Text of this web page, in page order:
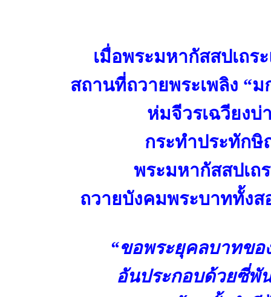
เมื่อพระมหากัสสปเถ
สถานที่ถวายพระเพลิง “
ห่มจีวรเฉวียง
กระทำประทักษิ
พระมหากัสสปเถ
ถวายบังคมพระบาททั้งส
“ขอพระยุคลบาทข
อันประกอบด้วยซี่พั